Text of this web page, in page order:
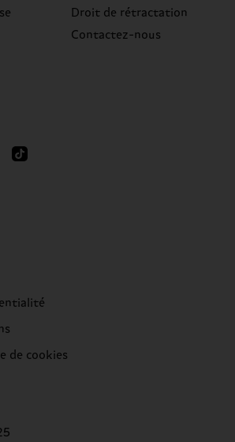
Droit de rétractation
Contactez-nous
de cookies